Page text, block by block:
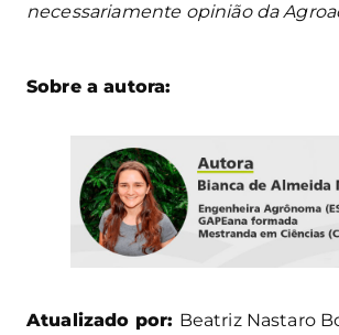
necessariamente opinião da
Sobre a autora:
Atualizado por: Beatriz Nastaro